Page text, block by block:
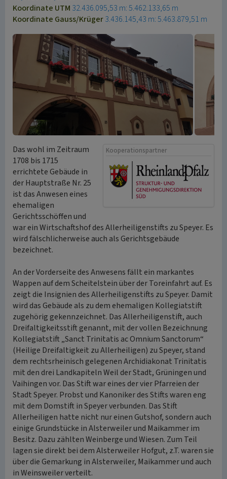
Koordinate UTM 32.436.095,53 m: 5.462.133,65 m
Koordinate Gauss/Krüger3.436.145,43 m: 5.463.879,51 m
Kooperationspartner
Das wohl im Zeitraum
1708 bis 1715
errichtete Gebäude in
der Hauptstraße Nr. 25
ist das Anwesen eines
ehemaligen
Gerichtsschöffen und
war ein Wirtschaftshof des Allerheiligenstifts zu Speyer. Es
wird fälschlicherweise auch als Gerichtsgebäude
bezeichnet.
An der Vorderseite des Anwesens fällt ein markantes
Wappen auf dem Scheitelstein über der Toreinfahrt auf. Es
zeigt die Insignien des Allerheiligenstifts zu Speyer. Damit
wird das Gebäude als zu dem ehemaligen Kollegiatstift
zugehörig gekennzeichnet. Das Allerheiligenstift, auch
Dreifaltigkeitsstift genannt, mit der vollen Bezeichnung
Kollegiatstift „Sanct Trinitatis ac Omnium Sanctorum“
(Heilige Dreifaltigkeit zu Allerheiligen) zu Speyer, stand
dem rechtsrheinisch gelegenen Archidiakonat Trinitatis
mit den drei Landkapiteln Weil der Stadt, Grüningen und
Vaihingen vor. Das Stift war eines der vier Pfarreien der
Stadt Speyer. Probst und Kanoniker des Stifts waren eng
mit dem Domstift in Speyer verbunden. Das Stift
Allerheiligen hatte nicht nur einen Gutshof, sondern auch
einige Grundstücke in Alsterweiler und Maikammer im
Besitz. Dazu zählten Weinberge und Wiesen. Zum Teil
lagen sie direkt bei dem Alsterweiler Hofgut, z.T. waren sie
über die Gemarkung in Alsterweiler, Maikammer und auch
in Weinsweiler verteilt.